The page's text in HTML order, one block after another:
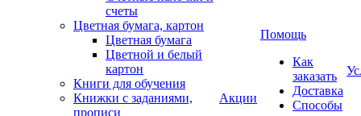
счеты
Цветная бумага, картон
Цветная бумага
Цветной и белый
картон
Книги для обучения
Книжки с заданиями,
прописи
Акции
Помощь
Как
заказать
Доставка
Способы